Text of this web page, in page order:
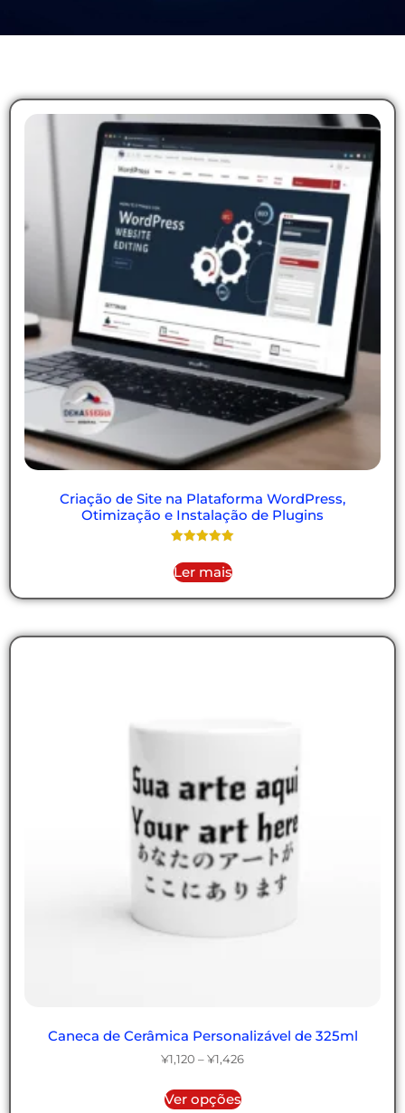
Criação de Site na Plataforma WordPress,
Otimização e Instalação de Plugins
5.00
de 5
Ler mais
Caneca de Cerâmica Personalizável de 325ml
¥1,120 – ¥1,426
Ver opções